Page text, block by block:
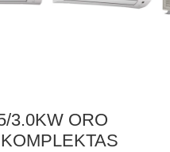
3.0KW ORO